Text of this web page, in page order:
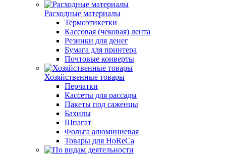
Расходные материалы
Термоэтикетки
Кассовая (чековая) лента
Резинки для денег
Бумага для принтера
Почтовые конверты
Хозяйственные товары
Перчатки
Кассеты для рассады
Пакеты под саженцы
Бахилы
Шпагат
Фольга алюминиевая
Товары для HoReCa